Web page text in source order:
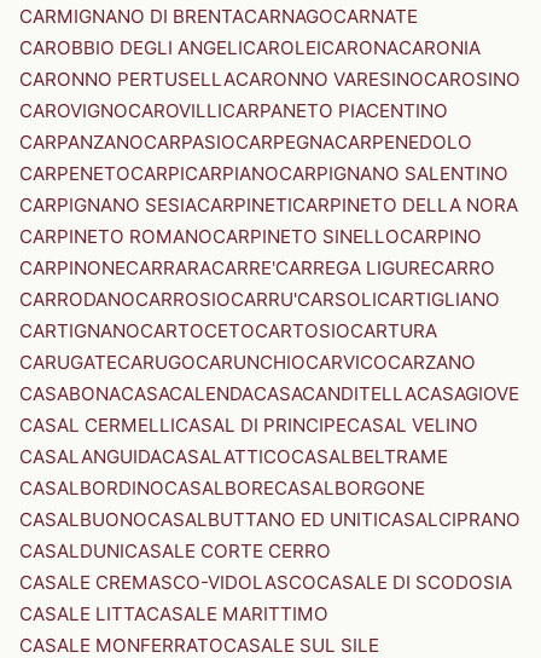
CARMIGNANO DI BRENTACARNAGOCARNATE
CAROBBIO DEGLI ANGELICAROLEICARONACARONIA
CARONNO PERTUSELLACARONNO VARESINOCAROSINO
CAROVIGNOCAROVILLICARPANETO PIACENTINO
CARPANZANOCARPASIOCARPEGNACARPENEDOLO
CARPENETOCARPICARPIANOCARPIGNANO SALENTINO
CARPIGNANO SESIACARPINETICARPINETO DELLA NORA
CARPINETO ROMANOCARPINETO SINELLOCARPINO
CARPINONECARRARACARRE'CARREGA LIGURECARRO
CARRODANOCARROSIOCARRU'CARSOLICARTIGLIANO
CARTIGNANOCARTOCETOCARTOSIOCARTURA
CARUGATECARUGOCARUNCHIOCARVICOCARZANO
CASABONACASACALENDACASACANDITELLACASAGIOVE
CASAL CERMELLICASAL DI PRINCIPECASAL VELINO
CASALANGUIDACASALATTICOCASALBELTRAME
CASALBORDINOCASALBORECASALBORGONE
CASALBUONOCASALBUTTANO ED UNITICASALCIPRANO
CASALDUNICASALE CORTE CERRO
CASALE CREMASCO-VIDOLASCOCASALE DI SCODOSIA
CASALE LITTACASALE MARITTIMO
CASALE MONFERRATOCASALE SUL SILE